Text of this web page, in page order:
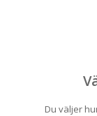
Du väljer